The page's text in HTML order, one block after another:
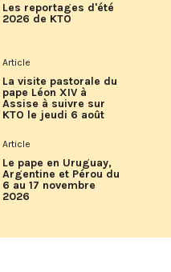
Les reportages d'été
2026 de KTO
Article
La visite pastorale du
pape Léon XIV à
Assise à suivre sur
KTO le jeudi 6 août
Article
Le pape en Uruguay,
Argentine et Pérou du
6 au 17 novembre
2026